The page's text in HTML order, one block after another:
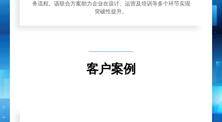
务流程。该联合方案助力企业在设计、运营及培训等多个环节实现
突破性提升。
客户案例